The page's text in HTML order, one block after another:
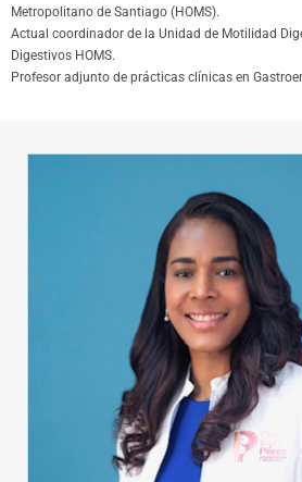
Metropolitano de Santiago (HOMS).
Actual coordinador de la Unidad de Motilidad
Digestivos HOMS.
Profesor adjunto de prácticas clínicas en